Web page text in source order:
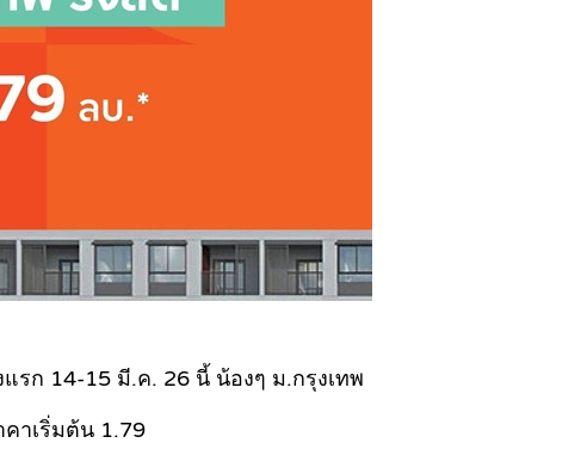
รก 14-15 มี.ค. 26 นี้ น้องๆ ม.กรุงเทพ
าเริ่มต้น 1.79